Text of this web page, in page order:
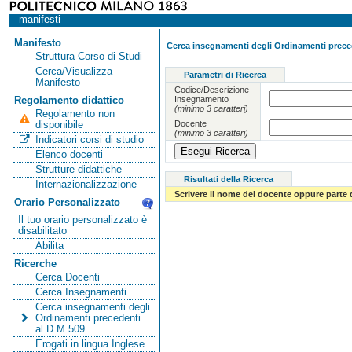
manifesti
Manifesto
Struttura Corso di Studi
Cerca/Visualizza
Manifesto
Regolamento didattico
Regolamento non
disponibile
Indicatori corsi di studio
Elenco docenti
Strutture didattiche
Internazionalizzazione
Orario Personalizzato
Il tuo orario personalizzato è
disabilitato
Abilita
Ricerche
Cerca Docenti
Cerca Insegnamenti
Cerca insegnamenti degli
Ordinamenti precedenti
al D.M.509
Erogati in lingua Inglese
Cerca insegnamenti degli Ordinamenti
Parametri di Ricerca
Codice/Descrizione
Insegnamento
(minimo 3 caratteri)
Docente
(minimo 3 caratteri)
Risultati della Ricerca
Scrivere il nome del docente oppure